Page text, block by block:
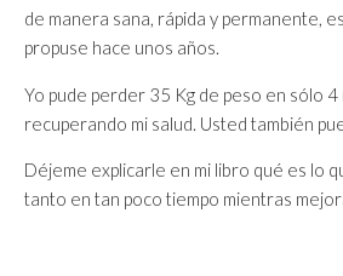
de manera sana, rápida y permanente,
propuse hace unos años.
Yo pude perder 35 Kg de peso en sólo
recuperando mi salud. Usted también
Déjeme explicarle en mi libro qué es lo
tanto en tan poco tiempo mientras